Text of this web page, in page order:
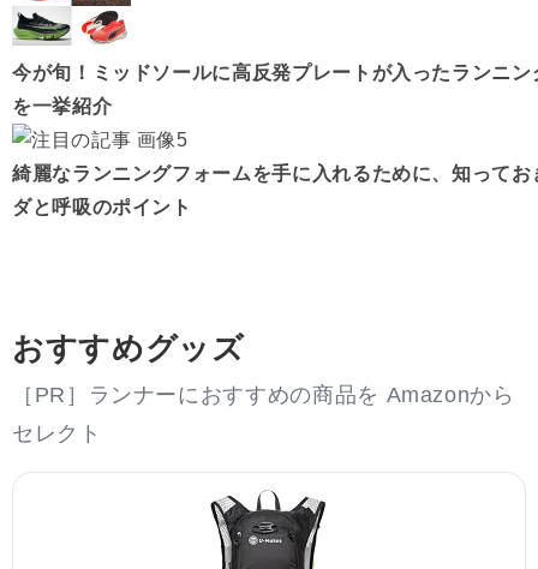
今が旬！ミッドソールに高反発プレートが入ったランニン
を一挙紹介
綺麗なランニングフォームを手に入れるために、知ってお
ダと呼吸のポイント
おすすめグッズ
［PR］ランナーにおすすめの商品を Amazonから
セレクト